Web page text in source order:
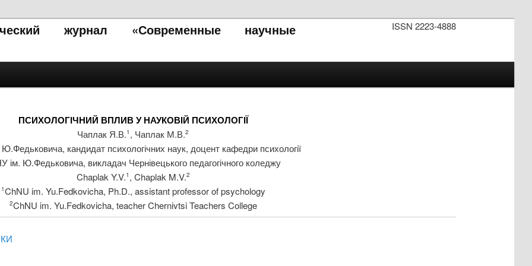
ISSN 2223-4888
журнал «Современные научные
ПСИХОЛОГІЧНИЙ ВПЛИВ У НАУКОВІЙ ПСИХОЛОГІЇ
Чаплак Я.В.1 , Чаплак М.В.2
кандидат психологічних наук, доцент кафедри психології
ім. Ю.Федьковича, викладач Чернівецького педагогічного коледжу
Chaplak Y.V.1 , Chaplak M.V.2
1ChNU im. Yu.Fedkovicha, Ph.D., assistant professor of psychology
2ChNU im. Yu.Fedkovicha, teacher Chernivtsi Teachers College